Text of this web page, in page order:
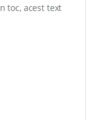
toc, acest text